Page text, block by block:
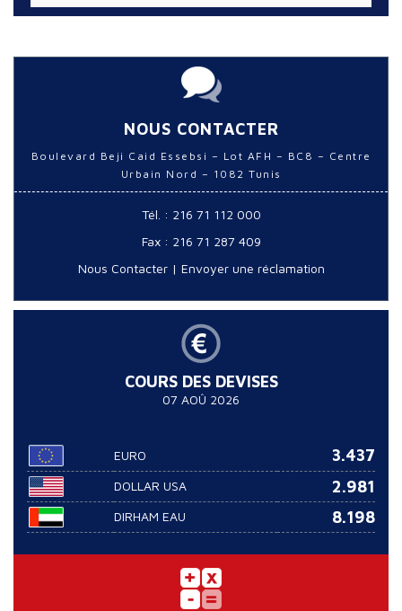
NOUS CONTACTER
Boulevard Beji Caid Essebsi – Lot AFH – BC8 – Centre
Urbain Nord – 1082 Tunis
Tél. : 216 71 112 000
Fax : 216 71 287 409
Nous Contacter| Envoyer une réclamation
COURS DES DEVISES
07 AOÛ 2026
EURO 3.437
DOLLAR USA 2.981
DIRHAM EAU 8.198